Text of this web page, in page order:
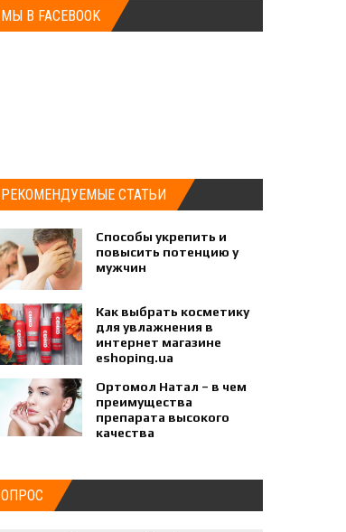
МЫ В FACEBOOK
РЕКОМЕНДУЕМЫЕ СТАТЬИ
Способы укрепить и
повысить потенцию у
мужчин
Как выбрать косметику
для увлажнения в
интернет магазине
eshoping.ua
Ортомол Натал – в чем
преимущества
препарата высокого
качества
ОПРОС